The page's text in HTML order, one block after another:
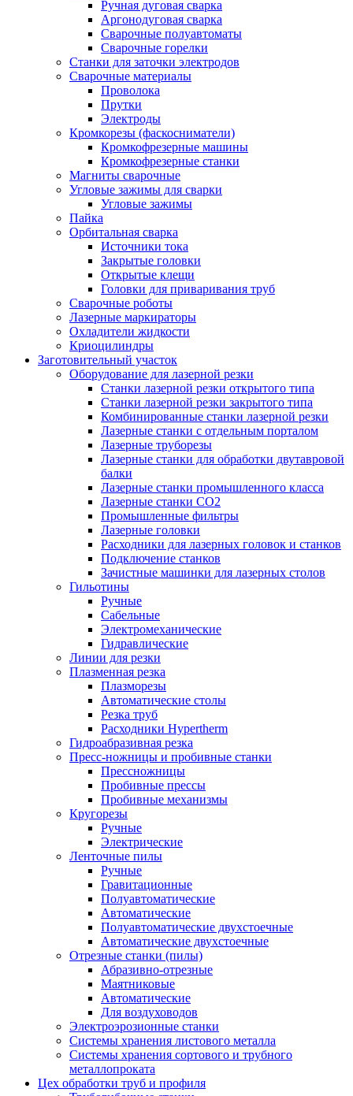
Ручная дуговая сварка
Аргонодуговая сварка
Сварочные полуавтоматы
Сварочные горелки
Станки для заточки электродов
Сварочные материалы
Проволока
Прутки
Электроды
Кромкорезы (фаскосниматели)
Кромкофрезерные машины
Кромкофрезерные станки
Магниты сварочные
Угловые зажимы для сварки
Угловые зажимы
Пайка
Орбитальная сварка
Источники тока
Закрытые головки
Открытые клещи
Головки для приваривания труб
Сварочные роботы
Лазерные маркираторы
Охладители жидкости
Криоцилиндры
Заготовительный участок
Оборудование для лазерной резки
Станки лазерной резки открытого типа
Станки лазерной резки закрытого типа
Комбинированные станки лазерной резки
Лазерные станки с отдельным порталом
Лазерные труборезы
Лазерные станки для обработки двутавровой
балки
Лазерные станки промышленного класса
Лазерные станки CO2
Промышленные фильтры
Лазерные головки
Расходники для лазерных головок и станков
Подключение станков
Зачистные машинки для лазерных столов
Гильотины
Ручные
Сабельные
Электромеханические
Гидравлические
Линии для резки
Плазменная резка
Плазморезы
Автоматические столы
Резка труб
Расходники Hypertherm
Гидроабразивная резка
Пресс-ножницы и пробивные станки
Прессножницы
Пробивные прессы
Пробивные механизмы
Кругорезы
Ручные
Электрические
Ленточные пилы
Ручные
Гравитационные
Полуавтоматические
Автоматические
Полуавтоматические двухстоечные
Автоматические двухстоечные
Отрезные станки (пилы)
Абразивно-отрезные
Маятниковые
Автоматические
Для воздуховодов
Электроэрозионные станки
Системы хранения листового металла
Системы хранения сортового и трубного
металлопроката
Цех обработки труб и профиля